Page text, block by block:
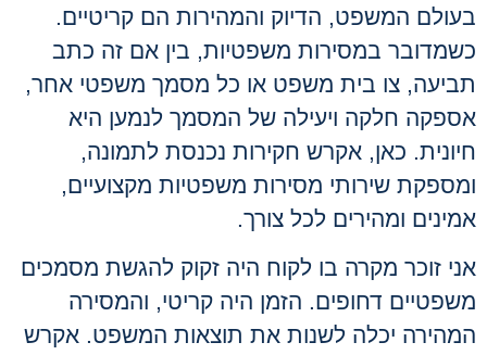
בעולם המשפט, הדיוק והמהירות הם קריטיים.
כשמדובר במסירות משפטיות, בין אם זה כתב
תביעה, צו בית משפט או כל מסמך משפטי אחר,
אספקה חלקה ויעילה של המסמך לנמען היא
חיונית. כאן, אקרש חקירות נכנסת לתמונה,
ומספקת שירותי מסירות משפטיות מקצועיים,
אמינים ומהירים לכל צורך.
אני זוכר מקרה בו לקוח היה זקוק להגשת מסמכים
משפטיים דחופים. הזמן היה קריטי, והמסירה
המהירה יכלה לשנות את תוצאות המשפט. אקרש